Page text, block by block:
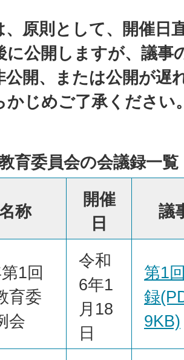
、原則として、開催日
に公開しますが、議事
公開、または公開が遅
かじめご了承ください
育委員会の会議録一覧
称
開催
日
議
1回
育委
会
令和
6年1
月18
日
第1
録
9KB)